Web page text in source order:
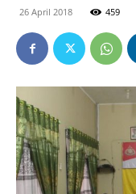
26 April 2018 459